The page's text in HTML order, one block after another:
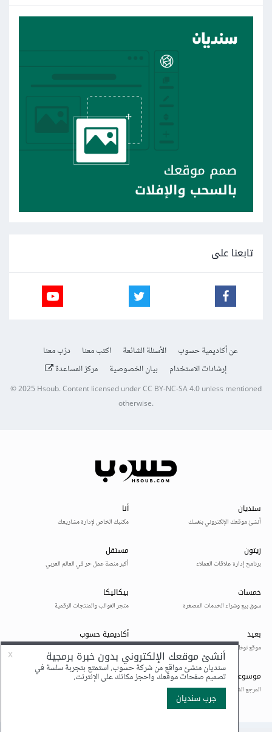
تابعنا على
عن أكاديمية حسوب الأسئلة الشائعة اكتب معنا
درّب معنا
إرشادات الاستخدام
بيان الخصوصية مركز المساعدة
© 2025Hsoub.Content licensed underCC BY-NC-SA 4.0unless mentioned
otherwise.